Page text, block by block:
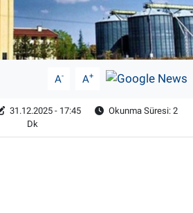
A- A+
31.12.2025 - 17:45
Okunma Süresi: 2
Dk
Mamüller